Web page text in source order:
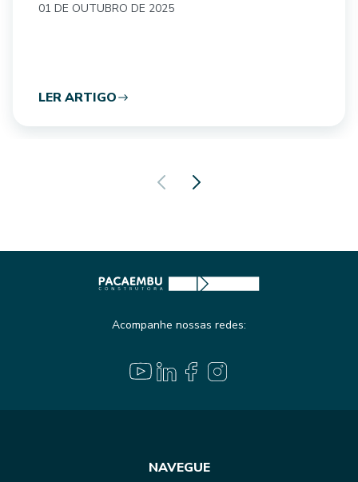
01 DE OUTUBRO DE 2025
LER ARTIGO
Acompanhe nossas redes:
NAVEGUE